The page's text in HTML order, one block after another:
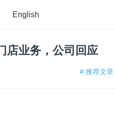
English
店业务，公司回应
# 推荐文章